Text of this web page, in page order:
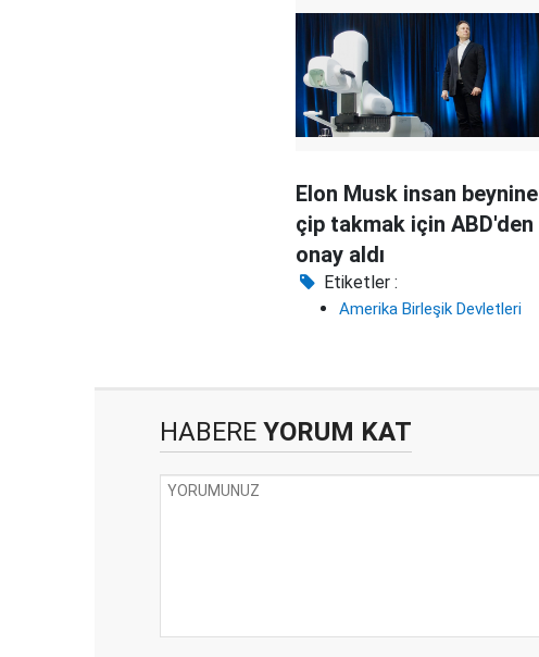
Elon Musk insan beynine
çip takmak için ABD'den
onay aldı
Etiketler :
Amerika Birleşik Devletleri
HABERE YORUM KAT